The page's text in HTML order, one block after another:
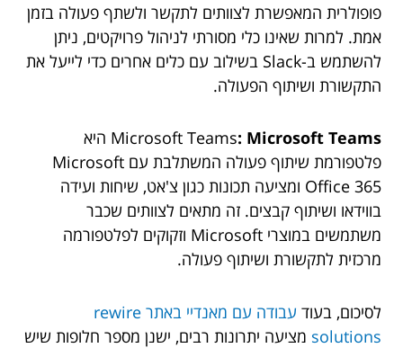
פופולרית המאפשרת לצוותים לתקשר ולשתף פעולה בזמן
אמת. למרות שאינו כלי מסורתי לניהול פרויקטים, ניתן
להשתמש ב-Slack בשילוב עם כלים אחרים כדי לייעל את
התקשורת ושיתוף הפעולה.
Microsoft Teams: Microsoft Teams
היא
פלטפורמת שיתוף פעולה המשתלבת עם Microsoft
Office 365 ומציעה תכונות כגון צ'אט, שיחות ועידה
בווידאו ושיתוף קבצים. זה מתאים לצוותים שכבר
משתמשים במוצרי Microsoft וזקוקים לפלטפורמה
מרכזית לתקשורת ושיתוף פעולה.
לסיכום, בעוד
עבודה עם מאנדיי באתר rewire
solutions מציעה יתרונות רבים, ישנן מספר חלופות שיש